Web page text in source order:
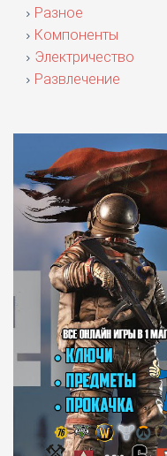
Разное
Компоненты
Электричество
Развлечение